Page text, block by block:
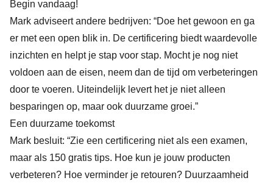
Begin vandaag!
Mark adviseert andere bedrijven: “Doe het gewoon en ga
er met een open blik in. De certificering biedt waardevolle
inzichten en helpt je stap voor stap. Mocht je nog niet
voldoen aan de eisen, neem dan de tijd om verbeteringen
door te voeren. Uiteindelijk levert het je niet alleen
besparingen op, maar ook duurzame groei.”
Een duurzame toekomst
Mark besluit: “Zie een certificering niet als een examen,
maar als 150 gratis tips. Hoe kun je jouw producten
verbeteren? Hoe verminder je retouren? Duurzaamheid